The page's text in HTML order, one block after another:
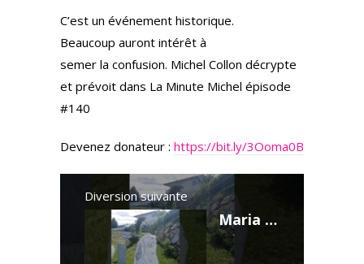
a
m
C’est un événement historique.
Beaucoup auront intérêt à
semer la confusion. Michel Collon décrypte
et prévoit dans La Minute Michel épisode
#140
Devenez donateur : https://bit.ly/3Ooma0B
Diversion suivante
Maria taferl - Neustadtl an der donau 29km Etape 7 #jakobsweg #autriche #chemindecompostelle